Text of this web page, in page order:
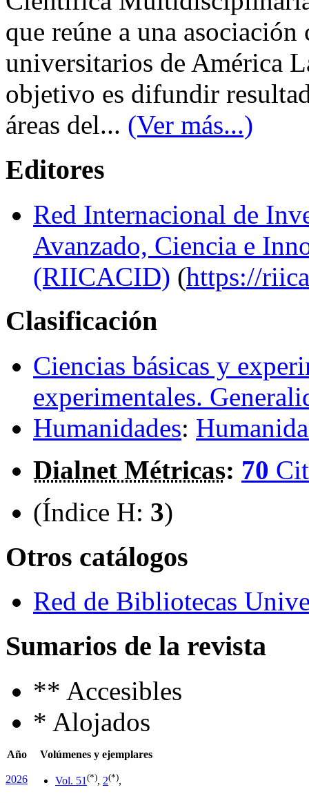
que reúne a una
universitarios de América
objetivo es difundir
áreas del... (Ver más...)
Editores
Red Internacional de
Avanzado, Ciencia e
(RIICACID) (https://
Clasificación
Ciencias básicas y
experimentales.
Humanidades:
Dialnet Métricas: 70
(Índice H: 3)
Otros catálogos
Red de Bibliotecas
Sumarios de la revista
** Accesibles
* Alojados
Año Volúmenes y ejemplares
2026 Vol. 51 (*), 2(*),